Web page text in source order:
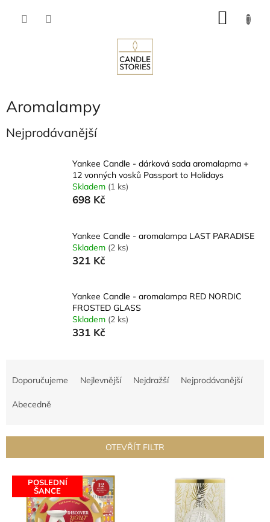
Aromalampy
Nejprodávanější
Yankee Candle - dárková sada aromalapma +
12 vonných vosků Passport to Holidays
Skladem (1 ks)
698 Kč
Yankee Candle - aromalampa LAST PARADISE
Skladem (2 ks)
321 Kč
Yankee Candle - aromalampa RED NORDIC
FROSTED GLASS
Skladem (2 ks)
331 Kč
r
u
Doporučujeme Nejlevnější Nejdražší Nejprodávanější
Abecedně
OTEVŘÍT FILTR
V
p
POSLEDNÍ
ŠANCE